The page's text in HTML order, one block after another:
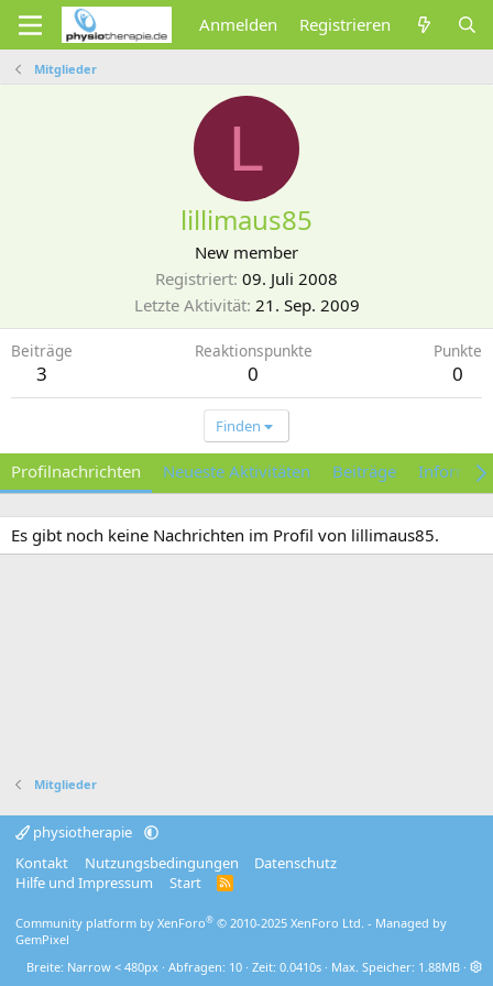
Anmelden Registrieren
Mitglieder
L
lillimaus85
New member
Registriert 09. Juli 2008
Letzte Aktivität 21. Sep. 2009
Beiträge
3
Reaktionspunkte
0
Punkte
0
Finden
Profilnachrichten Neueste Aktivitäten Beiträge
Es gibt noch keine Nachrichten im Profil von lillimaus85.
Mitglieder
physiotherapie
Kontakt
Nutzungsbedingungen
Datenschutz
Hilfe und Impressum
Start
R
Community platform by XenForo® © 2010-2025 XenForo Ltd. - Managed by
GemPixel
Breite
Abfragen 10 Zeit 0.0410s Max. Speicher 1.88MB